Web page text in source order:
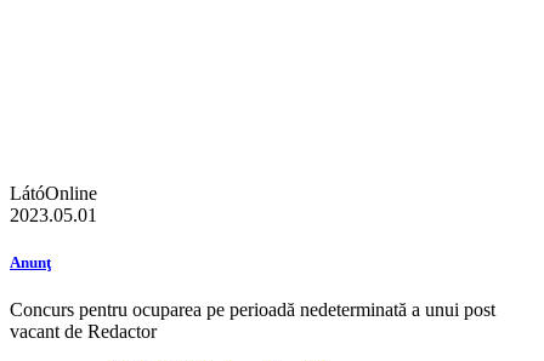
LátóOnline
2023.05.01
Anunţ
Concurs pentru ocuparea pe perioadă nedeterminată a unui post
vacant de Redactor